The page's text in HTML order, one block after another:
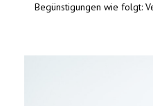
Begünstigungen wie folgt: